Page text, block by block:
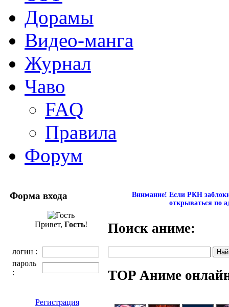
Дорамы
Видео-манга
Журнал
Чаво
FAQ
Правила
Форум
Форма входа
Привет, Гость!
логин :
пароль
:
Регистрация
Внимание! Если РКН
открываться по
Поиск аниме:
TOP Аниме